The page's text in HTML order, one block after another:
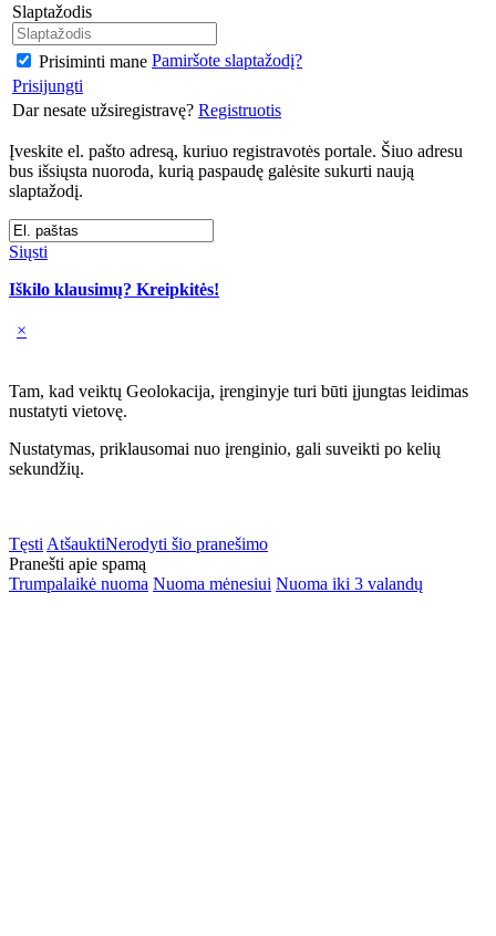
Slaptažodis
Prisiminti mane Pamiršote slaptažodį?
Prisijungti
Dar nesate užsiregistravę? Registruotis
Įveskite el. pašto adresą, kuriuo registravotės portale. Šiuo adresu
bus išsiųsta nuoroda, kurią paspaudę galėsite sukurti naują
slaptažodį.
Siųsti
Iškilo klausimų? Kreipkitės!
×
Tam, kad veiktų Geolokacija, įrenginyje turi būti įjungtas leidimas
nustatyti vietovę.
Nustatymas, priklausomai nuo įrenginio, gali suveikti po kelių
sekundžių.
Tęsti AtšauktiNerodyti šio pranešimo
Pranešti apie spamą
Trumpalaikė nuoma Nuoma mėnesiui Nuoma iki 3 valandų